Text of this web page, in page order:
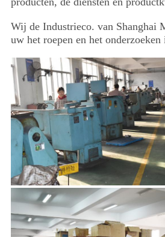
GEVALLEN
SITEMAP
PRIVACY
POLICY
Wij de Industrieco. van Shanghai
uw het roepen en het onderzoeken